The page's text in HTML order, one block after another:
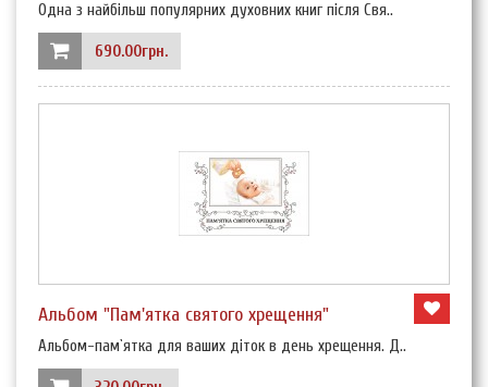
Одна з найбільш популярних духовних книг після Свя..
690.00грн.
Альбом "Пам'ятка святого хрещення"
Альбом-пам`ятка для ваших діток в день хрещення. Д..